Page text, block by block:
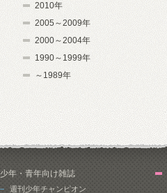
2010年
2005～2009年
2000～2004年
1990～1999年
～1989年
少年・青年向け雑誌
週刊少年チャンピオン